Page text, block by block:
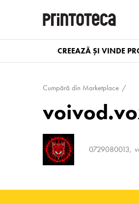
CREEAZĂ ȘI VINDE
Cumpără din Marketplace
0729080013